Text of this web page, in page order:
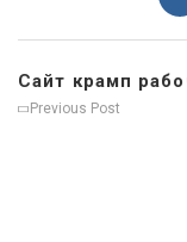
Сайт крамп
Previous Post